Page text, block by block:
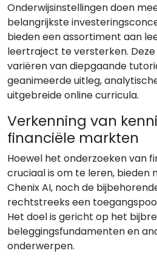
Onderwijsinstellingen doen
belangrijkste
bieden een assortiment aan
leertraject te versterken.
variëren van diepgaande
geanimeerde uitleg,
uitgebreide online curricula.
Verkenning van
financiële markten
Hoewel het onderzoeken van
cruciaal is om te leren, bieden
Chenix AI, noch de
rechtstreeks een
Het doel is gericht op het
beleggingsfundamenten en
onderwerpen.